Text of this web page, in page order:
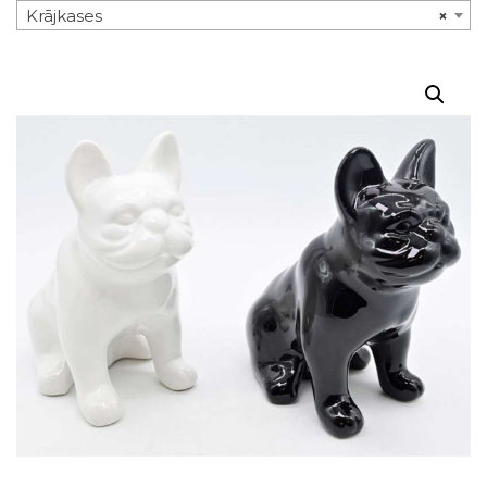
×
Krājkases